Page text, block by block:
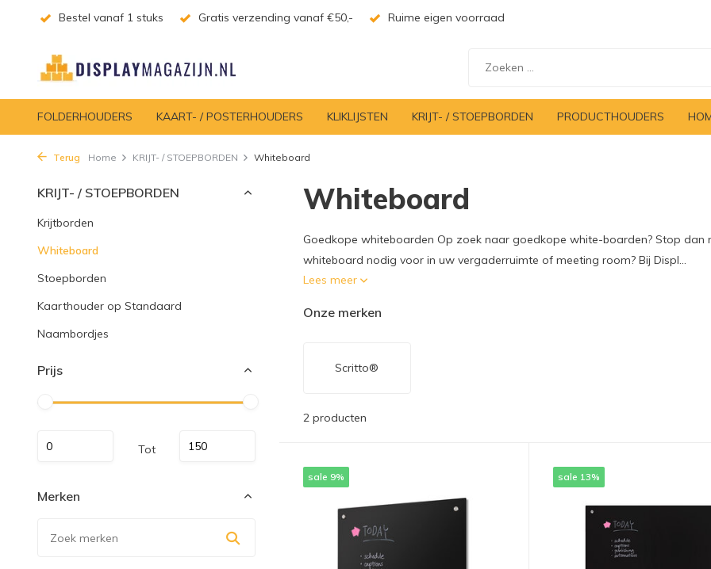
Bestel vanaf 1 stuks Gratis verzending vanaf €50,- Ruime eigen voorraad
FOLDERHOUDERS KAART- / POSTERHOUDERS KLIKLIJSTEN KRIJT- / STOEPBORDEN PRODUCTHOUDERS
Terug Home KRIJT- / STOEPBORDEN Whiteboard
KRIJT- / STOEPBORDEN
Krijtborden
Whiteboard
Stoepborden
Kaarthouder op Standaard
Naambordjes
Prijs
Tot
Merken
Whiteboard
Goedkope whiteboarden Op zoek naar goedkope white-boarden? Stop
whiteboard nodig voor in uw vergaderruimte of meeting room? Bij Displ...
Lees meer
Onze merken
Scritto®
2 producten
sale 9% sale 13%